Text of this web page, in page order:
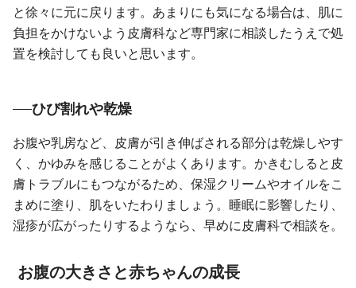
と徐々に元に戻ります。あまりにも気になる場合は、肌に
負担をかけないよう皮膚科など専門家に相談したうえで処
置を検討しても良いと思います。
ひび割れや乾燥
お腹や乳房など、皮膚が引き伸ばされる部分は乾燥しやす
く、かゆみを感じることがよくあります。かきむしると皮
膚トラブルにもつながるため、保湿クリームやオイルをこ
まめに塗り、肌をいたわりましょう。睡眠に影響したり、
湿疹が広がったりするようなら、早めに皮膚科で相談を。
お腹の大きさと赤ちゃんの成長